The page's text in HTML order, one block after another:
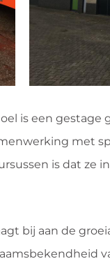
is een
met
is dat ze
bij aan de